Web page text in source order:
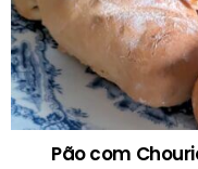
Pão com